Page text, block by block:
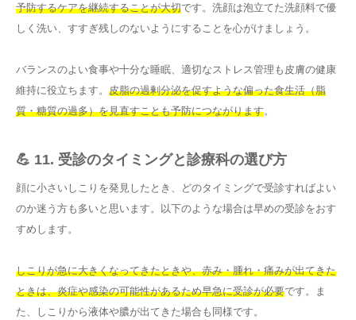
予防するケアを継続することが大切です。洗顔は泡立てた洗顔料で優
しく洗い、すすぎ残しのないようにすることを心がけましょう。
バランスのよい食事や十分な睡眠、適切なストレス管理も皮膚の健康
維持に役立ちます。 皮脂の過剰分泌を促すような偏った食生活（脂
質・糖質の過多）を見直すことも予防につながります。
💪 11. 受診のタイミングと診療科の選び方
顔に小さいしこりを発見したとき、どのタイミングで受診すればよい
のか迷う方も多いと思います。以下のような場合は早めの受診をおす
すめします。
しこりが急に大きくなってきたときや、赤み・腫れ・痛みが出てきた
ときは、炎症や感染の可能性があるため早急に受診が必要です。ま
た、しこりから液体や膿が出てきた場合も同様です。